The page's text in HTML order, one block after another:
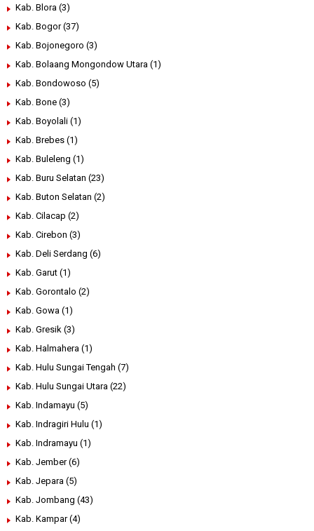
Kab. Blora (3)
Kab. Bogor (37)
Kab. Bojonegoro (3)
Kab. Bolaang Mongondow Utara (1)
Kab. Bondowoso (5)
Kab. Bone (3)
Kab. Boyolali (1)
Kab. Brebes (1)
Kab. Buleleng (1)
Kab. Buru Selatan (23)
Kab. Buton Selatan (2)
Kab. Cilacap (2)
Kab. Cirebon (3)
Kab. Deli Serdang (6)
Kab. Garut (1)
Kab. Gorontalo (2)
Kab. Gowa (1)
Kab. Gresik (3)
Kab. Halmahera (1)
Kab. Hulu Sungai Tengah (7)
Kab. Hulu Sungai Utara (22)
Kab. Indamayu (5)
Kab. Indragiri Hulu (1)
Kab. Indramayu (1)
Kab. Jember (6)
Kab. Jepara (5)
Kab. Jombang (43)
Kab. Kampar (4)